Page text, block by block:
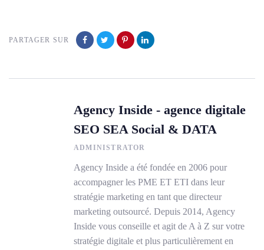
PARTAGER SUR
Agency Inside - agence digitale
SEO SEA Social & DATA
ADMINISTRATOR
Agency Inside a été fondée en 2006 pour
accompagner les PME ET ETI dans leur
stratégie marketing en tant que directeur
marketing outsourcé. Depuis 2014, Agency
Inside vous conseille et agit de A à Z sur votre
stratégie digitale et plus particulièrement en